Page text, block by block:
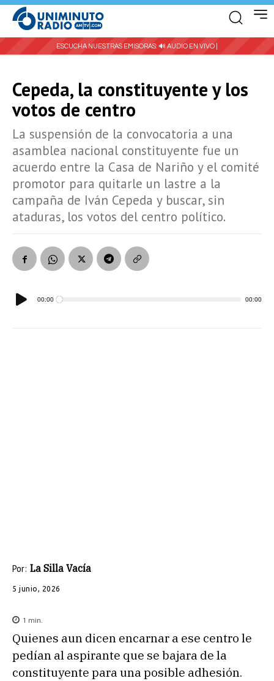
ESCUCHA NUESTRAS EMISORAS: 🔊 AUDIO EN VIVO |
Cepeda, la constituyente y los
votos de centro
La suspensión de la convocatoria a una
asamblea nacional constituyente fue un
acuerdo entre la Casa de Nariño y el comité
promotor para quitarle un lastre a la
campaña de Iván Cepeda y buscar, sin
ataduras, los votos del centro político.
00:00 00:00
Por: La Silla Vacía
5 junio, 2026
1 min.
Quienes aun dicen encarnar a ese centro le
pedían al aspirante que se bajara de la
constituyente para una posible adhesión.